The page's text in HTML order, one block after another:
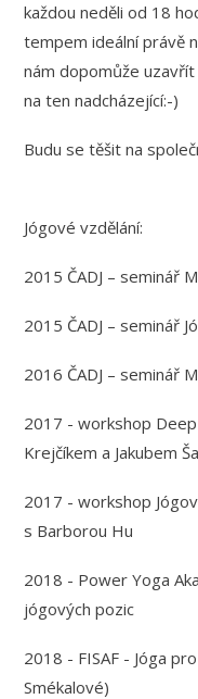
každou neděli od 18
tempem ideální právě
nám dopomůže
na ten nadcházející:-)
Budu se těšit na
Jógové vzdělání:
2015 ČADJ – seminář
2015 ČADJ – seminář
2016 ČADJ – seminář
2017 - workshop
Krejčíkem a Jakubem
2017 - workshop
s Barborou Hu
2018 - Power Yoga
jógových pozic
2018 - FISAF - Jóga
Smékalové)